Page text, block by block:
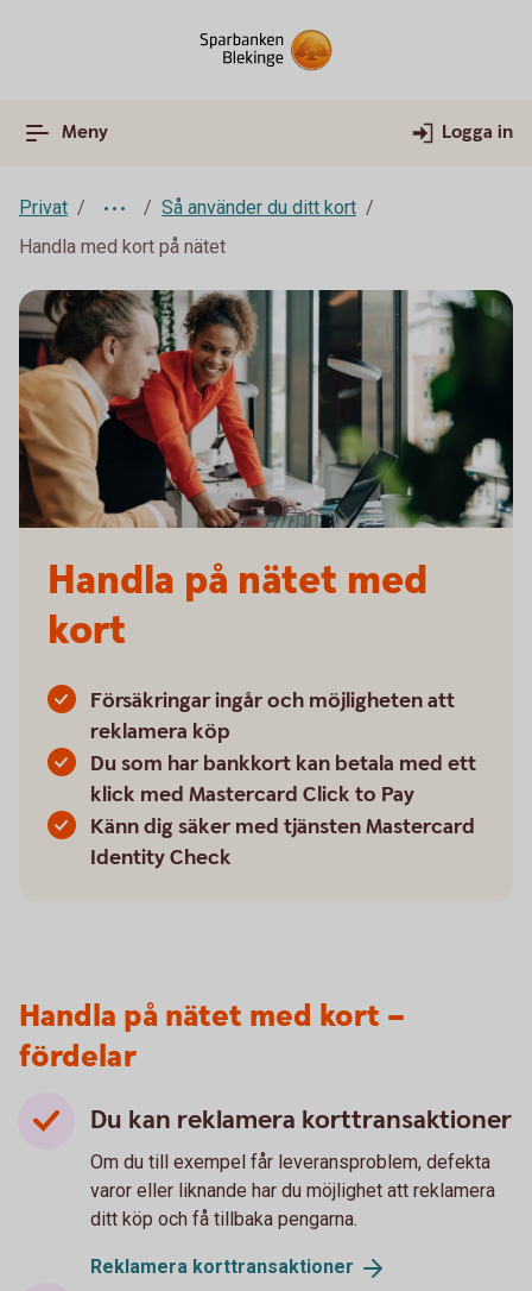
Meny Logga in
Privat
Så använder du ditt kort
Handla med kort på nätet
Handla på nätet med
kort
Försäkringar ingår och möjligheten att
reklamera köp
Du som har bankkort kan betala med ett
klick med Mastercard Click to Pay
Känn dig säker med tjänsten Mastercard
Identity Check
Handla på nätet med kort –
fördelar
Du kan reklamera korttransaktioner
Om du till exempel får leveransproblem, defekta
varor eller liknande har du möjlighet att reklamera
ditt köp och få tillbaka pengarna.
Reklamera korttransaktioner